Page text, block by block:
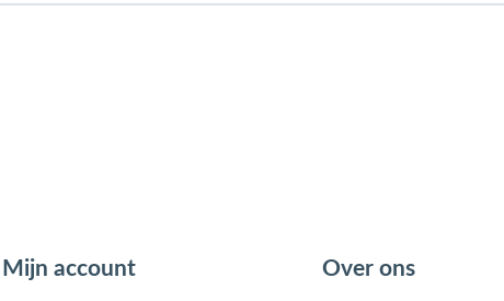
Mijn account Over ons